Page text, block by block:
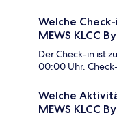
Welche
MEWS KLCC
Der Check-in ist
00:00 Uhr.
Welche
MEWS KLCC